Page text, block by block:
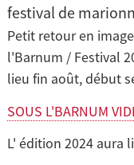
festival de
Petit retour en
l'Barnum / Festival
lieu fin août, début
SOUS L'BARNUM
L' édition 2024 aura